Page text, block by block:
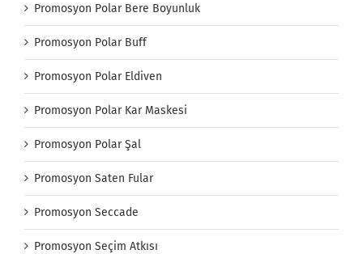
Promosyon Polar Bere Boyunluk
Promosyon Polar Buff
Promosyon Polar Eldiven
Promosyon Polar Kar Maskesi
Promosyon Polar Şal
Promosyon Saten Fular
Promosyon Seccade
Promosyon Seçim Atkısı